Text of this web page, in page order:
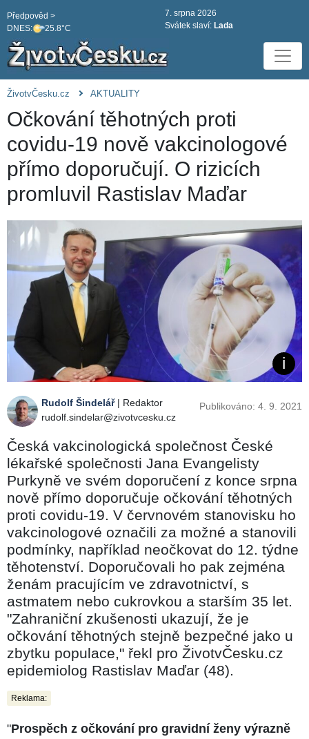
DNES: 25.8°C
Předpověd >
7. srpna 2026
Svátek slaví: Lada
ŽivotvČesku.cz AKTUALITY
Očkování těhotných proti
covidu-19 nově vakcinologové
přímo doporučují. O rizicích
promluvil Rastislav Maďar
Rudolf Šindelář| Redaktor
rudolf.sindelar@zivotvcesku.cz
Publikováno: 4. 9. 2021
Česká vakcinologická společnost České
lékařské společnosti Jana Evangelisty
Purkyně ve svém doporučení z konce srpna
nově přímo doporučuje očkování těhotných
proti covidu-19. V červnovém stanovisku ho
vakcinologové označili za možné a stanovili
podmínky, například neočkovat do 12. týdne
těhotenství. Doporučovali ho pak zejména
ženám pracujícím ve zdravotnictví, s
astmatem nebo cukrovkou a starším 35 let.
"Zahraniční zkušenosti ukazují, že je
očkování těhotných stejně bezpečné jako u
zbytku populace," řekl pro ŽivotvČesku.cz
epidemiolog Rastislav Maďar (48).
Reklama:
"Prospěch z očkování pro gravidní ženy výrazně